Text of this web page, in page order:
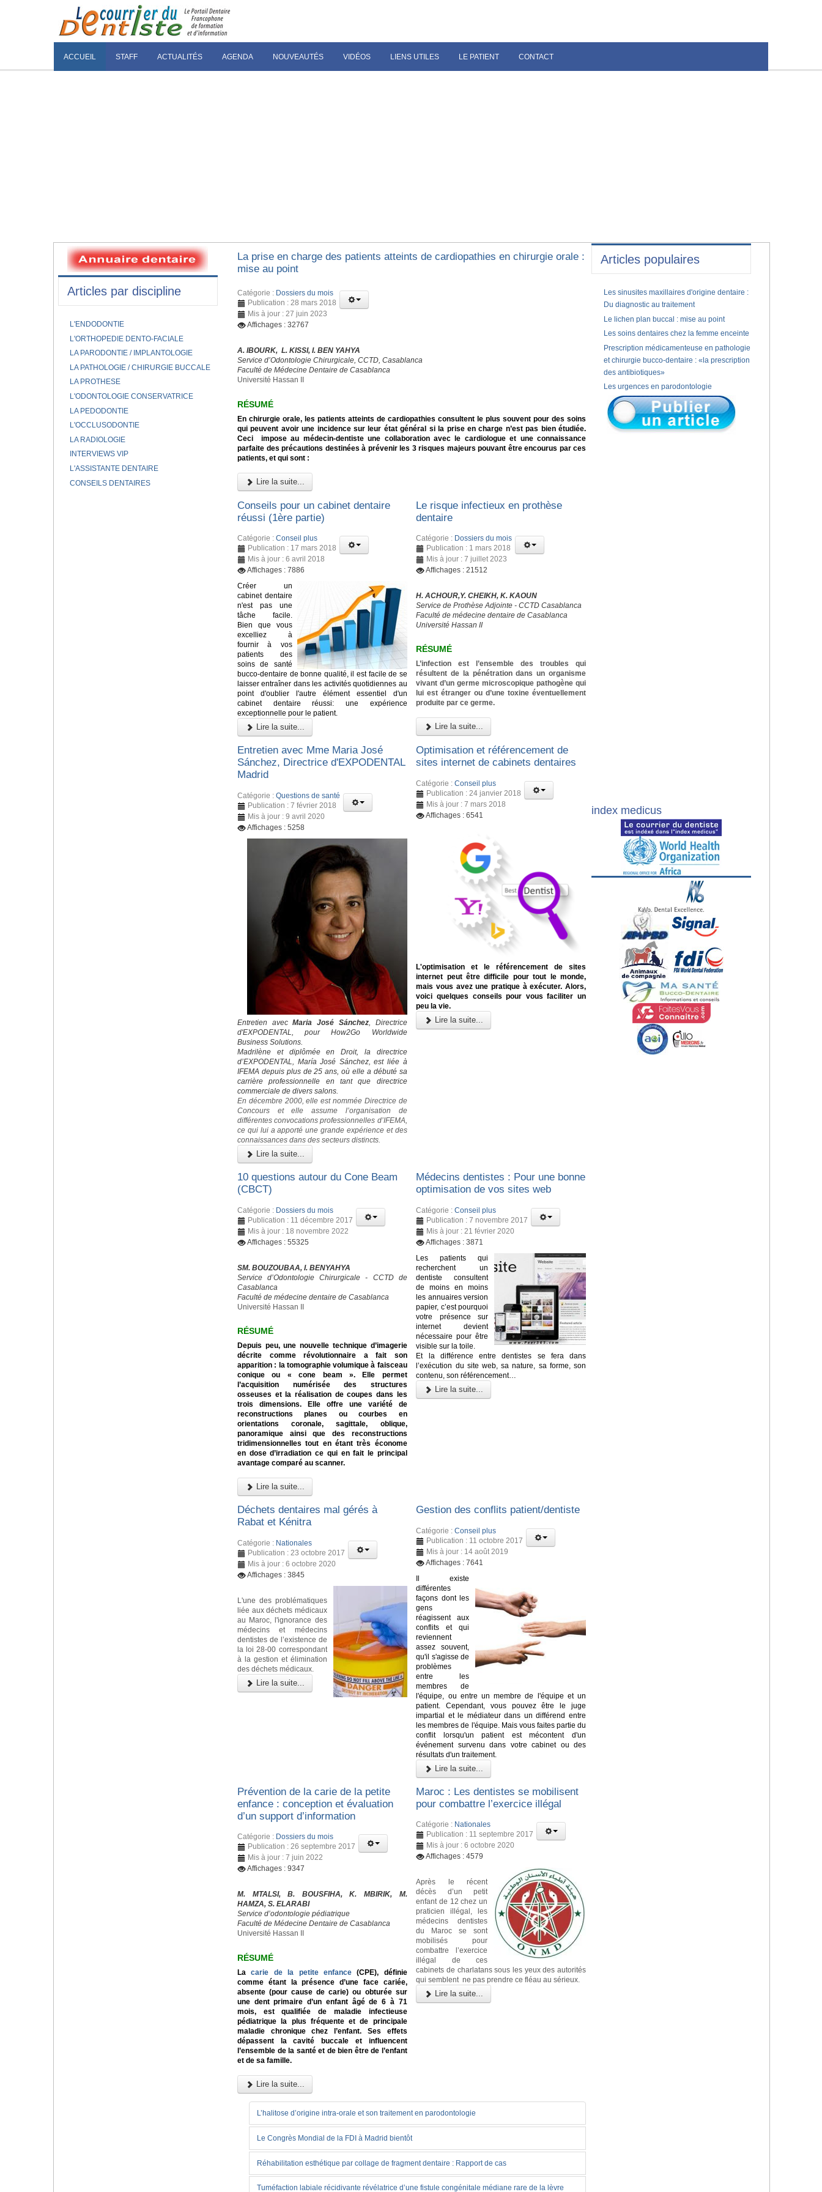
ACCUEIL STAFF ACTUALITÉS AGENDA NOUVEAUTÉS VIDÉOS LIENS UTILES LE PATIENT CONTACT
La prise en charge des patients atteints de cardiopathies en chirurgie orale :
mise au point
Catégorie : Dossiers du mois
Publication : 28 mars 2018
Mis à jour : 27 juin 2023
Affichages : 32767
A. IBOURK, L. KISSI, I. BEN YAHYA
Service d’Odontologie Chirurgicale, CCTD, Casablanca
Faculté de Médecine Dentaire de Casablanca
Université Hassan II
RÉSUMÉ
En chirurgie orale, les patients atteints de cardiopathies consultent le plus souvent pour des soins
qui peuvent avoir une incidence sur leur état général si la prise en charge n’est pas bien étudiée.
Ceci impose au médecin-dentiste une collaboration avec le cardiologue et une connaissance
parfaite des précautions destinées à prévenir les 3 risques majeurs pouvant être encourus par ces
patients, et qui sont :
Lire la suite...
Conseils pour un cabinet dentaire
réussi (1ère partie)
Catégorie : Conseil plus
Publication : 17 mars 2018
Mis à jour : 6 avril 2018
Affichages : 7886
Créer un
cabinet dentaire
n'est pas une
tâche facile.
Bien que vous
excelliez à
fournir à vos
patients des
soins de santé
bucco-dentaire de bonne qualité, il est facile de se
laisser entraîner dans les activités quotidiennes au
point d'oublier l'autre élément essentiel d'un
cabinet dentaire réussi: une expérience
exceptionnelle pour le patient.
Lire la suite...
Le risque infectieux en prothèse
dentaire
Catégorie : Dossiers du mois
Publication : 1 mars 2018
Mis à jour : 7 juillet 2023
Affichages : 21512
H. ACHOUR,Y. CHEIKH, K. KAOUN
Service de Prothèse Adjointe - CCTD Casablanca
Faculté de médecine dentaire de Casablanca
Université Hassan II
RÉSUMÉ
L’infection est l’ensemble des troubles qui
résultent de la pénétration dans un organisme
vivant d’un germe microscopique pathogène qui
lui est étranger ou d’une toxine éventuellement
produite par ce germe.
Lire la suite...
Entretien avec Mme Maria José
Sánchez, Directrice d'EXPODENTAL
Madrid
Catégorie : Questions de santé
Publication : 7 février 2018
Mis à jour : 9 avril 2020
Affichages : 5258
Entretien avecMaria José Sánchez, Directrice
d'EXPODENTAL, pour How2Go Worldwide
Business Solutions.
Madrilène et diplômée en Droit, la directrice
d’EXPODENTAL, María José Sánchez, est liée à
IFEMA depuis plus de 25 ans, où elle a débuté sa
carrière professionnelle en tant que directrice
commerciale de divers salons.
En décembre 2000, elle est nommée Directrice de
Concours et elle assume l’organisation de
différentes convocations professionnelles d’IFEMA,
ce qui lui a apporté une grande expérience et des
connaissances dans des secteurs distincts.
Lire la suite...
Optimisation et référencement de
sites internet de cabinets dentaires
Catégorie :Conseil plus
Publication : 24 janvier 2018
Mis à jour : 7 mars 2018
Affichages : 6541
L'optimisation et le référencement de sites
internet peut être difficile pour tout le monde,
mais vous avez une pratique à exécuter. Alors,
voici quelques conseils pour vous faciliter un
peu la vie.
Lire la suite...
10 questions autour du Cone Beam
(CBCT)
Catégorie : Dossiers du mois
Publication : 11 décembre 2017
Mis à jour : 18 novembre 2022
Affichages : 55325
SM. BOUZOUBAA, I. BENYAHYA
Service d’Odontologie Chirurgicale - CCTD de
Casablanca
Faculté de médecine dentaire de Casablanca
Université Hassan II
RÉSUMÉ
Depuis peu, une nouvelle technique d’imagerie
décrite comme révolutionnaire a fait son
apparition : la tomographie volumique à faisceau
conique ou « cone beam ». Elle permet
l’acquisition numérisée des structures
osseuses et la réalisation de coupes dans les
trois dimensions. Elle offre une variété de
reconstructions planes ou courbes en
orientations coronale, sagittale, oblique,
panoramique ainsi que des reconstructions
tridimensionnelles tout en étant très économe
en dose d’irradiation ce qui en fait le principal
avantage comparé au scanner.
Lire la suite...
Médecins dentistes : Pour une bonne
optimisation de vos sites web
Catégorie :Conseil plus
Publication : 7 novembre 2017
Mis à jour : 21 février 2020
Affichages : 3871
Les patients qui
recherchent un
dentiste consultent
de moins en moins
les annuaires version
papier, c’est pourquoi
votre présence sur
internet devient
nécessaire pour être
visible sur la toile.
Et la différence entre dentistes se fera dans
l’exécution du site web, sa nature, sa forme, son
contenu, son référencement…
Lire la suite...
Déchets dentaires mal gérés à
Rabat et Kénitra
Catégorie : Nationales
Publication : 23 octobre 2017
Mis à jour : 6 octobre 2020
Affichages : 3845
L'une des problématiques
liée aux déchets médicaux
au Maroc, l'ignorance des
médecins et médecins
dentistes de l’existence de
la loi 28-00 correspondant
à la gestion et élimination
des déchets médicaux.
Lire la suite...
Gestion des conflits patient/dentiste
Catégorie :Conseil plus
Publication : 11 octobre 2017
Mis à jour : 14 août 2019
Affichages : 7641
Il existe
différentes
façons dont les
gens
réagissent aux
conflits et qui
reviennent
assez souvent,
qu'il s'agisse de
problèmes
entre les
membres de
l'équipe, ou entre un membre de l'équipe et un
patient. Cependant, vous pouvez être le juge
impartial et le médiateur dans un différend entre
les membres de l'équipe. Mais vous faites partie du
conflit lorsqu'un patient est mécontent d'un
événement survenu dans votre cabinet ou des
résultats d'un traitement.
Lire la suite...
Prévention de la carie de la petite
enfance : conception et évaluation
d’un support d’information
Catégorie : Dossiers du mois
Publication : 26 septembre 2017
Mis à jour : 7 juin 2022
Affichages : 9347
M. MTALSI, B. BOUSFIHA, K. MBIRIK, M.
HAMZA, S. ELARABI
Service d’odontologie pédiatrique
Faculté de Médecine Dentaire de Casablanca
Université Hassan II
RÉSUMÉ
Lacarie de la petite enfance(CPE), définie
comme étant la présence d’une face cariée,
absente (pour cause de carie) ou obturée sur
une dent primaire d’un enfant âgé de 6 à 71
mois, est qualifiée de maladie infectieuse
pédiatrique la plus fréquente et de principale
maladie chronique chez l’enfant. Ses effets
dépassent la cavité buccale et influencent
l’ensemble de la santé et de bien être de l’enfant
et de sa famille.
Lire la suite...
Maroc : Les dentistes se mobilisent
pour combattre l’exercice illégal
Catégorie : Nationales
Publication : 11 septembre 2017
Mis à jour : 6 octobre 2020
Affichages : 4579
Après le récent
décès d’un petit
enfant de 12 chez un
praticien illégal, les
médecins dentistes
du Maroc se sont
mobilisés pour
combattre l’exercice
illégal de ces
cabinets de charlatans sous les yeux des autorités
qui semblent ne pas prendre ce fléau au sérieux.
Lire la suite...
L’halitose d’origine intra-orale et son traitement en parodontologie
Le Congrès Mondial de la FDI à Madrid bientôt
Réhabilitation esthétique par collage de fragment dentaire : Rapport de cas
Tuméfaction labiale récidivante révélatrice d’une fistule congénitale médiane rare de la lèvre
Articles par discipline
L'ENDODONTIE
L'ORTHOPEDIE DENTO-FACIALE
LA PARODONTIE / IMPLANTOLOGIE
LA PATHOLOGIE / CHIRURGIE BUCCALE
LA PROTHESE
L'ODONTOLOGIE CONSERVATRICE
LA PEDODONTIE
L'OCCLUSODONTIE
LA RADIOLOGIE
INTERVIEWS VIP
L'ASSISTANTE DENTAIRE
CONSEILS DENTAIRES
Articles populaires
Les sinusites maxillaires d'origine dentaire :
Du diagnostic au traitement
Le lichen plan buccal : mise au point
Les soins dentaires chez la femme enceinte
Prescription médicamenteuse en pathologie
et chirurgie bucco-dentaire : «la prescription
des antibiotiques»
Les urgences en parodontologie
index medicus